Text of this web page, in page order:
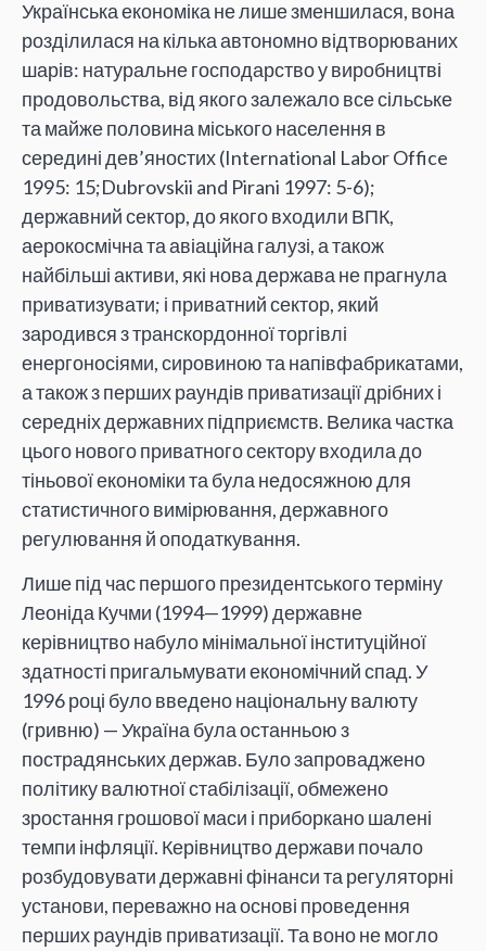
Українська економіка не лише зменшилася, вона
розділилася на кілька автономно відтворюваних
шарів: натуральне господарство у виробництві
продовольства, від якого залежало все сільське
та майже половина міського населення в
середині дев’яностих (International Labor Office
1995: 15;Dubrovskii and Pirani 1997: 5-6);
державний сектор, до якого входили ВПК,
аерокосмічна та авіаційна галузі, а також
найбільші активи, які нова держава не прагнула
приватизувати; і приватний сектор, який
зародився з транскордонної торгівлі
енергоносіями, сировиною та напівфабрикатами,
а також з перших раундів приватизації дрібних і
середніх державних підприємств. Велика частка
цього нового приватного сектору входила до
тіньової економіки та була недосяжною для
статистичного вимірювання, державного
регулювання й оподаткування.
Лише під час першого президентського терміну
Леоніда Кучми (1994—1999) державне
керівництво набуло мінімальної інституційної
здатності пригальмувати економічний спад. У
1996 році було введено національну валюту
(гривню) — Україна була останньою з
пострадянських держав. Було запроваджено
політику валютної стабілізації, обмежено
зростання грошової маси і приборкано шалені
темпи інфляції. Керівництво держави почало
розбудовувати державні фінанси та регуляторні
установи, переважно на основі проведення
перших раундів приватизації. Та воно не могло